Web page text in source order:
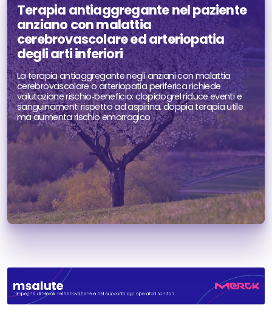
Terapia antiaggregante nel paziente
anziano con malattia
cerebrovascolare ed arteriopatia
degli arti inferiori
La terapia antiaggregante negli anziani con malattia
cerebrovascolare o arteriopatia periferica richiede
valutazione rischio‑beneficio: clopidogrel riduce eventi e
sanguinamenti rispetto ad aspirina, doppia terapia utile
ma aumenta rischio emorragico